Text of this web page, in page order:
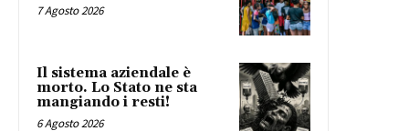
7 Agosto 2026
Il sistema aziendale è
morto. Lo Stato ne sta
mangiando i resti!
6 Agosto 2026